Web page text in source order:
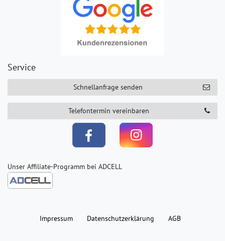
Service
Schnellanfrage senden
Telefontermin vereinbaren
Unser Affiliate-Programm bei ADCELL
Impressum Daten­schutz­erklärung AGB